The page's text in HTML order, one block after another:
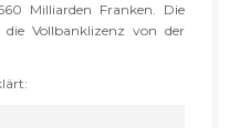
Milliarden Franken. Die
Vollbanklizenz von der